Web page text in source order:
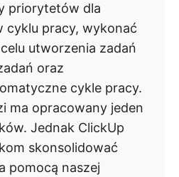
priorytetów dla
cyklu pracy, wykonać
utworzenia zadań
oraz
cykle pracy.
ma opracowany jeden
Jednak ClickUp
skonsolidować
pomocą naszej